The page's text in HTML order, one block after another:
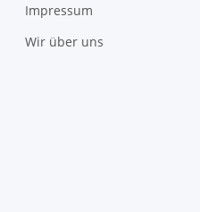
Impressum
Wir über uns